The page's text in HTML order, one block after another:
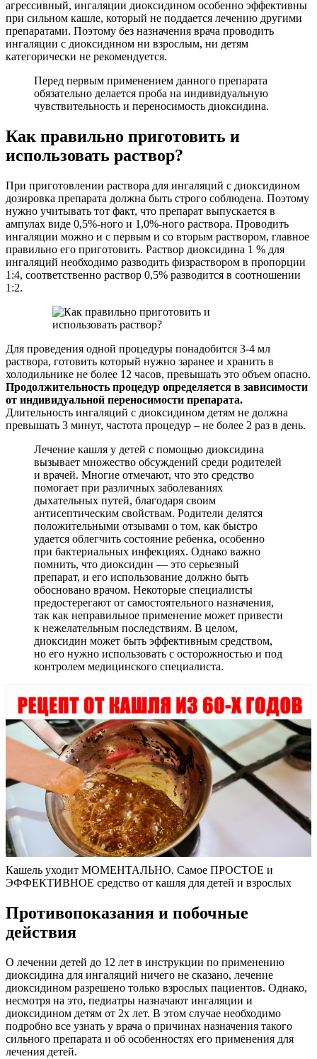
агрессивный, ингаляции диоксидином особенно эффективны
при сильном кашле, который не поддается лечению другими
препаратами. Поэтому без назначения врача проводить
ингаляции с диоксидином ни взрослым, ни детям
категорически не рекомендуется.
Перед первым применением данного препарата
обязательно делается проба на индивидуальную
чувствительность и переносимость диоксидина.
Как правильно приготовить и
использовать раствор?
При приготовлении раствора для ингаляций с диоксидином
дозировка препарата должна быть строго соблюдена. Поэтому
нужно учитывать тот факт, что препарат выпускается в
ампулах виде 0,5%-ного и 1,0%-ного раствора. Проводить
ингаляции можно и с первым и со вторым раствором, главное
правильно его приготовить. Раствор диоксидина 1 % для
ингаляций необходимо разводить физраствором в пропорции
1:4, соответственно раствор 0,5% разводится в соотношении
1:2.
Для проведения одной процедуры понадобится 3-4 мл
раствора, готовить который нужно заранее и хранить в
холодильнике не более 12 часов, превышать это объем опасно.
Продолжительность процедур определяется в зависимости
от индивидуальной переносимости препарата.
Длительность ингаляций с диоксидином детям не должна
превышать 3 минут, частота процедур – не более 2 раз в день.
Лечение кашля у детей с помощью диоксидина
вызывает множество обсуждений среди родителей
и врачей. Многие отмечают, что это средство
помогает при различных заболеваниях
дыхательных путей, благодаря своим
антисептическим свойствам. Родители делятся
положительными отзывами о том, как быстро
удается облегчить состояние ребенка, особенно
при бактериальных инфекциях. Однако важно
помнить, что диоксидин — это серьезный
препарат, и его использование должно быть
обосновано врачом. Некоторые специалисты
предостерегают от самостоятельного назначения,
так как неправильное применение может привести
к нежелательным последствиям. В целом,
диоксидин может быть эффективным средством,
но его нужно использовать с осторожностью и под
контролем медицинского специалиста.
Кашель уходит МОМЕНТАЛЬНО. Самое ПРОСТОЕ и
ЭФФЕКТИВНОЕ средство от кашля для детей и взрослых
Противопоказания и побочные
действия
О лечении детей до 12 лет в инструкции по применению
диоксидина для ингаляций ничего не сказано, лечение
диоксидином разрешено только взрослых пациентов. Однако,
несмотря на это, педиатры назначают ингаляции и
диоксидином детям от 2х лет. В этом случае необходимо
подробно все узнать у врача о причинах назначения такого
сильного препарата и об особенностях его применения для
лечения детей.